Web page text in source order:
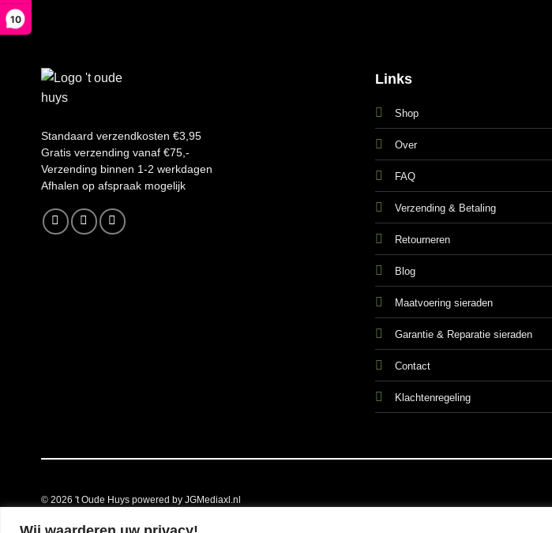
10
Standaard verzendkosten €3,95
Gratis verzending vanaf €75,-
Verzending binnen 1-2 werkdagen
Afhalen op afspraak mogelijk
Links
Shop
Over
FAQ
Verzending & Betaling
Retourneren
Blog
Maatvoering sieraden
Garantie & Reparatie sieraden
Contact
Klachtenregeling
© 2026 't Oude Huys powered by JGMediaxl.nl